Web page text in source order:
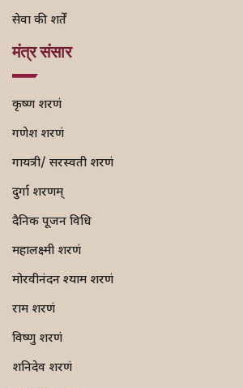
सेवा की शर्तें
मंत्र संसार
कृष्ण शरणं
गणेश शरणं
गायत्री/ सरस्वती शरणं
दुर्गा शरणम्
दैनिक पूजन विधि
महालक्ष्मी शरणं
मोरवीनंदन श्याम शरणं
राम शरणं
विष्णु शरणं
शनिदेव शरणं